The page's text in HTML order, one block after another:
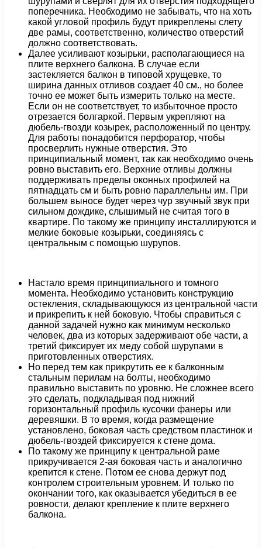
поперечника. Необходимо не забывать, что на хоть
какой угловой профиль будут прикреплены слету
две рамы, соответственно, количество отверстий
должно соответствовать.
Далее усиливают козырьки, располагающиеся на
плите верхнего балкона. В случае если
застекляется балкон в типовой хрущевке, то
ширина данных отливов создает 40 см., но более
точно ее может быть измерить только на месте.
Если он не соответствует, то избыточное просто
отрезается болгаркой. Первым укрепляют на
дюбель-гвозди козырек, расположенный по центру.
Для работы понадобится перфоратор, чтобы
просверлить нужные отверстия. Это
принципиальный момент, так как необходимо очень
ровно выставить его. Верхние отливы должны
поддерживать пределы оконных профилей на
пятнадцать см и быть ровно параллельны им. При
большем выносе будет через чур звучный звук при
сильном дождике, слышимый не считая того в
квартире. По такому же принципу инсталлируются и
мелкие боковые козырьки, соединяясь с
центральным с помощью шурупов.
Настало время принципиального и томного
момента. Необходимо установить конструкцию
остекления, складывающуюся из центральной части
и прикрепить к ней боковую. Чтобы справиться с
данной задачей нужно как минимум несколько
человек, два из которых задерживают обе части, а
третий фиксирует их меду собой шурупами в
приготовленных отверстиях.
Но перед тем как прикрутить ее к балконным
стальным перилам на болты, необходимо
правильно выставить по уровню. Не сложнее всего
это сделать, подкладывая под нижний
горизонтальный профиль кусочки фанеры или
деревяшки. В то время, когда размещение
установлено, боковая часть средством пластинок и
дюбель-гвоздей фиксируется к стене дома.
По такому же принципу к центральной раме
прикручивается 2-ая боковая часть и аналогично
крепится к стене. Потом ее снова держут под
контролем строительным уровнем. И только по
окончании того, как оказывается убедиться в ее
ровности, делают крепление к плите верхнего
балкона.